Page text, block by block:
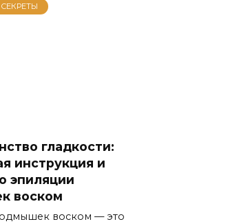
гладкости:
инструкция и
эпиляции
воском
воском — это